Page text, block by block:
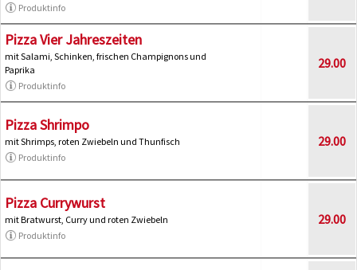
Produktinfo
Pizza Vier Jahreszeiten
mit Salami, Schinken, frischen Champignons und
Paprika
Produktinfo
29.00
Pizza Shrimpo
mit Shrimps, roten Zwiebeln und Thunfisch
Produktinfo
29.00
Pizza Currywurst
mit Bratwurst, Curry und roten Zwiebeln
Produktinfo
29.00